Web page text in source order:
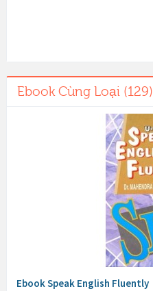
Ebook Cùng Loại (129)
Ebook Speak English Fluently